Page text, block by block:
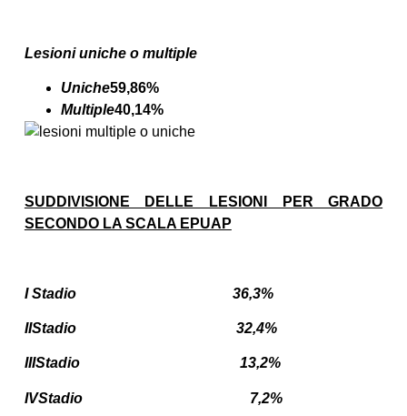
Lesioni uniche o multiple
Uniche59,86%
Multiple40,14%
SUDDIVISIONE DELLE LESIONI PER GRADO
SECONDO LA SCALA EPUAP
I Stadio 36,3%
IIStadio 32,4%
IIIStadio 13,2%
IVStadio 7,2%